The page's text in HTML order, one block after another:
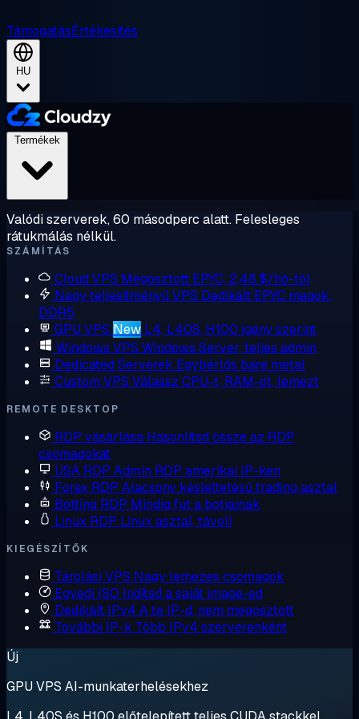
TámogatásÉrtékesítés
HU
Valódi szerverek, 60 másodperc alatt. Felesleges
rátukmálás nélkül.
SZÁMÍTÁS
Cloud VPS Megosztott EPYC, 2,48 $/hó-tól
Nagy teljesítményű VPS Dedikált EPYC magok,
DDR5
GPU VPS New L4, L40S, H100 igény szerint
Windows VPS Windows Server, teljes admin
Dedicated Serverek Egybérlős bare metal
Custom VPS Válassz CPU-t, RAM-ot, lemezt
REMOTE DESKTOP
RDP vásárlása Hasonlítsd össze az RDP
csomagokat
USA RDP Admin RDP amerikai IP-ken
Forex RDP Alacsony késleltetésű trading asztal
Botting RDP Mindig fut a botjainak
Linux RDP Linux asztal, távoli
KIEGÉSZÍTŐK
Tárolási VPS Nagy lemezes csomagok
Egyedi ISO Indítsd a saját image-ed
Dedikált IPv4 A te IP-d, nem megosztott
További IP-k Több IPv4 szerverenként
Új
GPU VPS AI-munkaterhelésekhez